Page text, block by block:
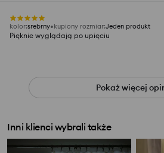
kolor:srebrny kupiony rozmiar:Jeden produkt
Pięknie wyglądają po upięciu
Pokaż więcej
Inni klienci wybrali także